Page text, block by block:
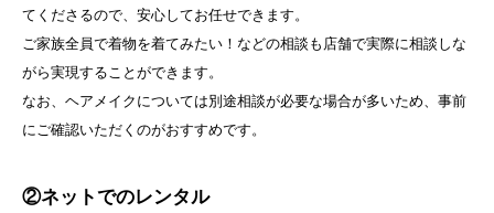
てくださるので、安心してお任せできます。
ご家族全員で着物を着てみたい！などの相談も店舗で実際に相談しな
がら実現することができます。
なお、ヘアメイクについては別途相談が必要な場合が多いため、事前
にご確認いただくのがおすすめです。
②ネットでのレンタル